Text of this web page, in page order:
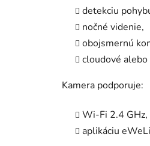
detekciu
nočné videnie,
obojsmernú
cloudové
Kamera podporuje:
Wi-Fi 2.4 GHz,
aplikáciu